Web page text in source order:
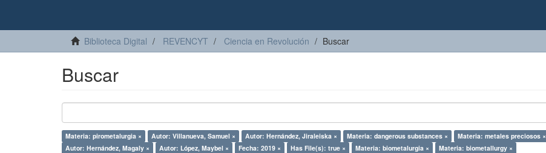
Biblioteca Digital REVENCYT Ciencia en Revolución Buscar
Buscar
Materia: pirometalurgia × Autor: Villanueva, Samuel × Autor: Hernández, Jiraleiska × Materia: dangerous substances ×
Materia: metales preciosos ×
Autor: Hernández, Magaly ×
Autor: López, Maybel × Fecha: 2019 × Has File(s): true × Materia: biometalurgia ×
Materia: biometallurgy ×